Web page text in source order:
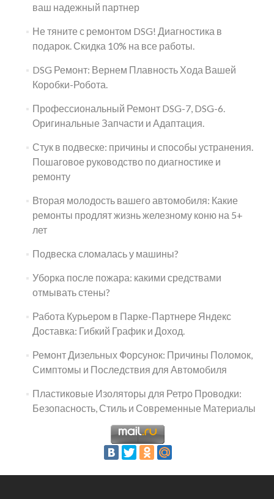
ваш надежный партнер
Не тяните с ремонтом DSG! Диагностика в
подарок. Скидка 10% на все работы.
DSG Ремонт: Вернем Плавность Хода Вашей
Коробки-Робота.
Профессиональный Ремонт DSG-7, DSG-6.
Оригинальные Запчасти и Адаптация.
Стук в подвеске: причины и способы устранения.
Пошаговое руководство по диагностике и
ремонту
Вторая молодость вашего автомобиля: Какие
ремонты продлят жизнь железному коню на 5+
лет
Подвеска сломалась у машины?
Уборка после пожара: какими средствами
отмывать стены?
Работа Курьером в Парке-Партнере Яндекс
Доставка: Гибкий График и Доход.
Ремонт Дизельных Форсунок: Причины Поломок,
Симптомы и Последствия для Автомобиля
Пластиковые Изоляторы для Ретро Проводки:
Безопасность, Стиль и Современные Материалы